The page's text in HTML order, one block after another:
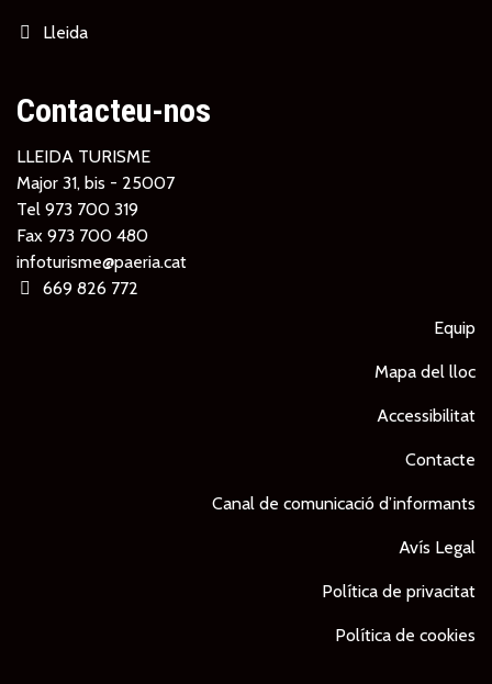
Lleida
Contacteu-nos
LLEIDA TURISME
Major 31, bis - 25007
Tel 973 700 319
Fax 973 700 480
infoturisme@paeria.cat
669 826 772
Equip
Mapa del lloc
Accessibilitat
Contacte
Canal de comunicació d’informants
Avís Legal
Política de privacitat
Política de cookies